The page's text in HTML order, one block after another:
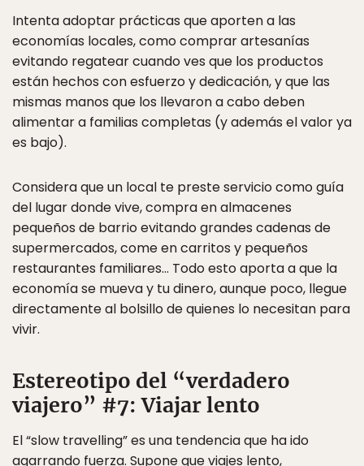
Intenta adoptar prácticas que aporten a las
economías locales, como comprar artesanías
evitando regatear cuando ves que los productos
están hechos con esfuerzo y dedicación, y que las
mismas manos que los llevaron a cabo deben
alimentar a familias completas (y además el valor ya
es bajo).
Considera que un local te preste servicio como guía
del lugar donde vive, compra en almacenes
pequeños de barrio evitando grandes cadenas de
supermercados, come en carritos y pequeños
restaurantes familiares… Todo esto aporta a que la
economía se mueva y tu dinero, aunque poco, llegue
directamente al bolsillo de quienes lo necesitan para
vivir.
Estereotipo del “verdadero
viajero” #7: Viajar lento
El “slow travelling” es una tendencia que ha ido
agarrando fuerza. Supone que viajes lento,